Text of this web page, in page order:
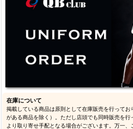
在庫について
掲載している商品は原則として在庫販売を行って
がある商品を除く）。ただし店頭でも同時販売を
より取り寄せ手配となる場合がございます。万一